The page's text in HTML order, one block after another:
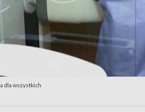
dla wszystkich